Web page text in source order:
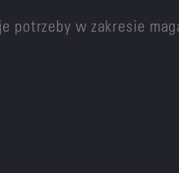
potrzeby w zakresie